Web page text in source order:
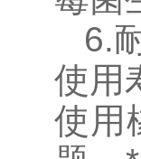
6.
使用
使用